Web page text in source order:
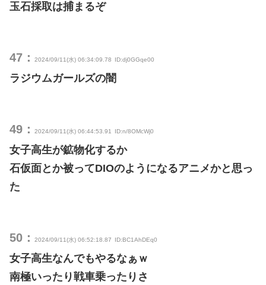
玉石採取は捕まるぞ
47： 2024/09/11(水) 06:34:09.78 ID:dj0GGqe00
ラジウムガールズの闇
49： 2024/09/11(水) 06:44:53.91 ID:n/8OMcWj0
女子高生が鉱物化するか
石仮面とか被ってDIOのようになるアニメかと思っ
た
50： 2024/09/11(水) 06:52:18.87 ID:BC1AhDEq0
女子高生なんでもやるなぁｗ
南極いったり戦車乗ったりさ